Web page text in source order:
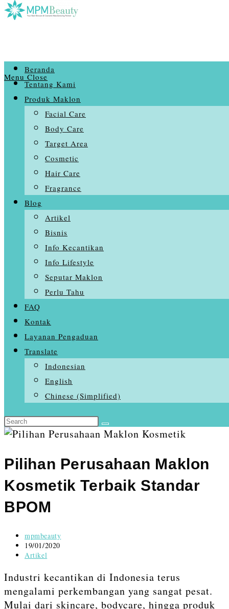
Skip
content
Menu Close
Beranda
Tentang Kami
Produk Maklon
Facial Care
Body Care
Target Area
Cosmetic
Hair Care
Fragrance
Blog
Artikel
Bisnis
Info Kecantikan
Info Lifestyle
Seputar Maklon
Perlu Tahu
FAQ
Kontak
Layanan Pengaduan
Translate
Indonesian
English
Chinese (Simplified)
Search
this
Pilihan Perusahaan Maklon
Kosmetik Terbaik Standar
BPOM
Post
author:
mpmbeauty
Post
published:
19/01/2020
Post
Artikel
Industri kecantikan di Indonesia terus
mengalami perkembangan yang sangat pesat.
Mulai dari skincare, bodycare, hingga produk